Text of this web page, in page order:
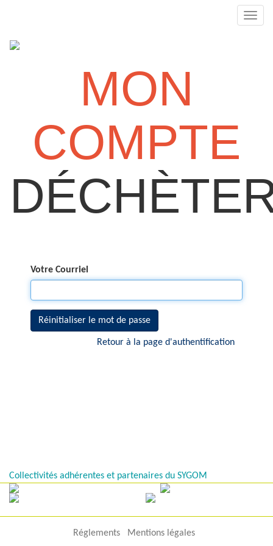
MON
COMPTE
Votre Courriel
Réinitialiser le mot de passe
Retour à la page d'authentification
Collectivités adhérentes et partenaires du SYGOM
Réglements Mentions légales